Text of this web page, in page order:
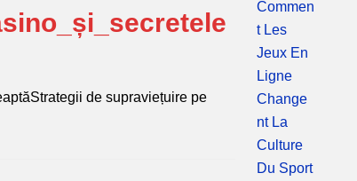
de supraviețuire pe